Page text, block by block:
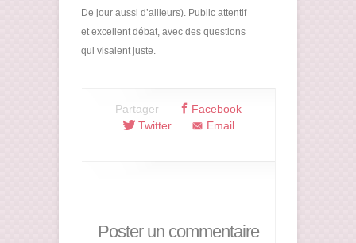
De jour aussi d’ailleurs). Public attentif
et excellent débat, avec des questions
qui visaient juste.
Partager
Facebook
Twitter
Email
Poster un commentaire